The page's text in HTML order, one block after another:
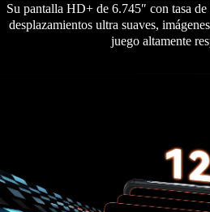
Su pantalla HD+ de 6.745″ con tasa
desplazamientos ultra suaves,
juego altamente